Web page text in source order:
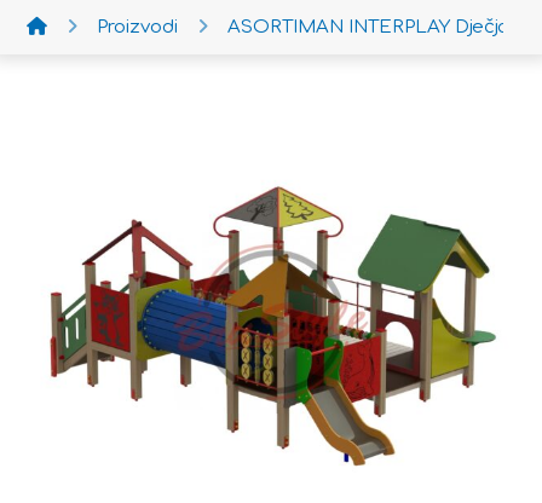
Proizvodi ASORTIMAN INTERPLAY Dječja